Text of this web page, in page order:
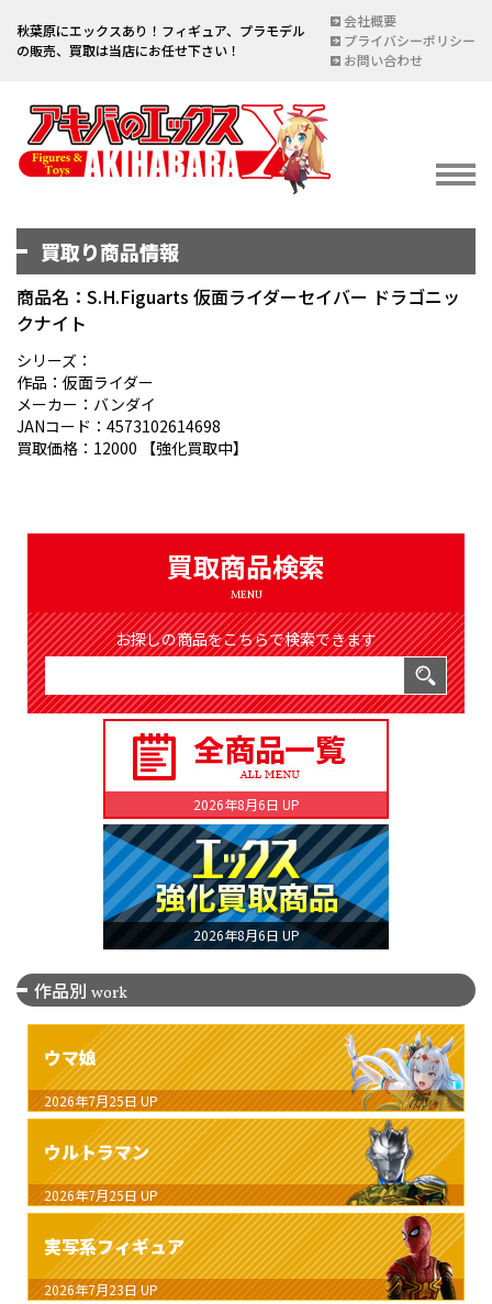
秋葉原にエックスあり！フィギュア、プラモデル
の販売、買取は当店にお任せ下さい！
会社概要
プライバシーポリシー
お問い合わせ
イベント情報
宅配買取のご案内
DELIVERY PURCHASE
買取お申し込み
ASSESSMENT
買取り商品情報
商品名：S.H.Figuarts 仮面ライダーセイバー ドラゴニッ
クナイト
シリーズ：
作品：仮面ライダー
メーカー：バンダイ
JANコード：4573102614698
買取価格：12000 【強化買取中】
買取商品検索
MENU
お探しの商品をこちらで検索できます
2026年8月6日 UP
2026年8月6日 UP
作品別 work
ウマ娘
2026年7月25日 UP
ウルトラマン
2026年7月25日 UP
実写系フィギュア
2026年7月23日 UP